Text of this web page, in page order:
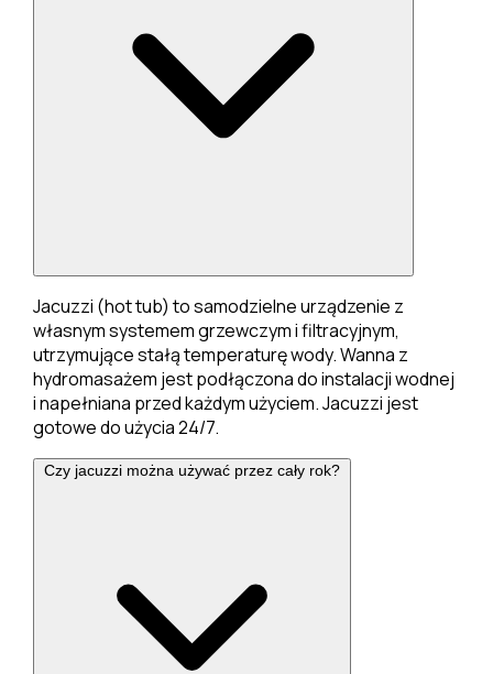
Jacuzzi (hot tub) to samodzielne urządzenie z
własnym systemem grzewczym i filtracyjnym,
utrzymujące stałą temperaturę wody. Wanna z
hydromasażem jest podłączona do instalacji wodnej
i napełniana przed każdym użyciem. Jacuzzi jest
gotowe do użycia 24/7.
Czy jacuzzi można używać przez cały rok?